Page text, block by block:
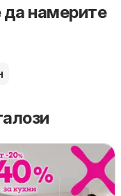
да намерите